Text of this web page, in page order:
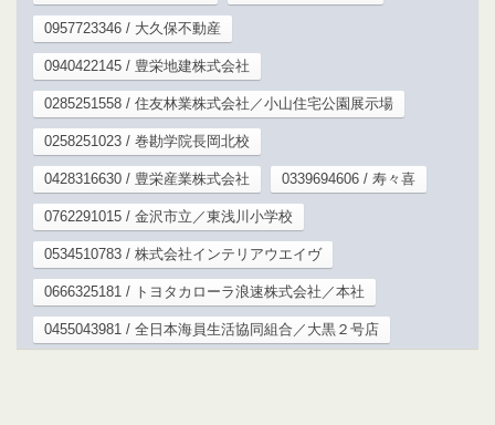
0957723346 / 大久保不動産
0940422145 / 豊栄地建株式会社
0285251558 / 住友林業株式会社／小山住宅公園展示場
0258251023 / 巻勘学院長岡北校
0428316630 / 豊栄産業株式会社 0339694606 / 寿々喜
0762291015 / 金沢市立／東浅川小学校
0534510783 / 株式会社インテリアウエイヴ
0666325181 / トヨタカローラ浪速株式会社／本社
0455043981 / 全日本海員生活協同組合／大黒２号店